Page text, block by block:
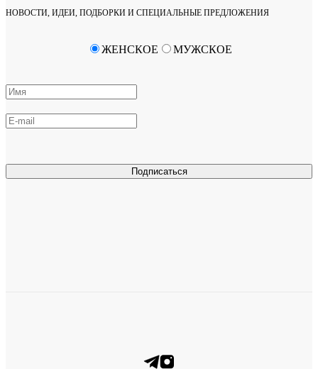
НОВОСТИ, ИДЕИ, ПОДБОРКИ И СПЕЦИАЛЬНЫЕ ПРЕДЛОЖЕНИЯ
Подписаться
ЖЕНСКОЕ МУЖСКОЕ